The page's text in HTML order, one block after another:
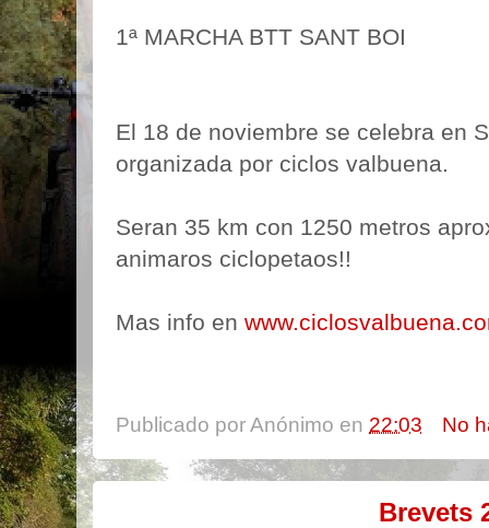
1ª MARCHA BTT SANT BOI
El 18 de noviembre se celebra en
organizada por ciclos valbuena.
Seran 35 km con 1250 metros
animaros ciclopetaos!!
Mas info en
Publicado porAnónimo en 22:03 No
Brevets